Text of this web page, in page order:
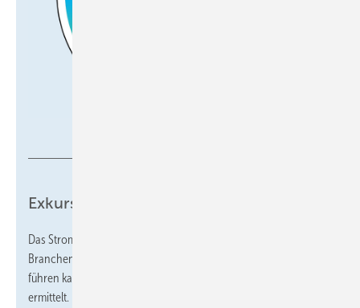
Exkurs: Strom-/Gaspreisverhältnis
Das Strom-/Gaspreisverhältnis (SGV) ist eine hilfreiche
Branchen-Kennzahl, die jedoch auch zu Missverständnissen
führen kann. Wichtig ist in jedem Fall, dass man sie richtig
ermittelt. Ungeeignet sind dafür „Rohdaten“ aus